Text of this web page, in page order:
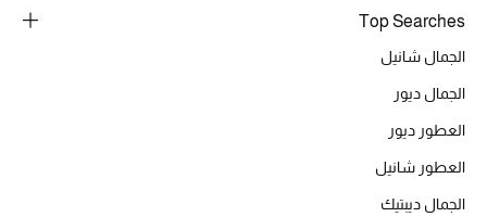
الحقائب النسائية
دليل ملتزمات الحقائب
حقائب الأطفال
Top Searches
الجمال شانيل
الجمال ديور
العطور ديور
العطور شانيل
الجمال ديبتيك